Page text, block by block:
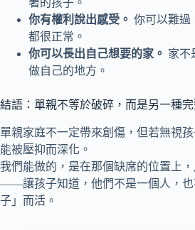
著的孩子。
你有權利說出感受。 你可以難過
都很正常。
你可以長出自己想要的家。 家不
做自己的地方。
結語：單親不等於破碎，而是另一種
單親家庭不一定帶來創傷，但若無視
能被壓抑而深化。
我們能做的，是在那個缺席的位置上
——讓孩子知道，他們不是一個人，也
子」而活。